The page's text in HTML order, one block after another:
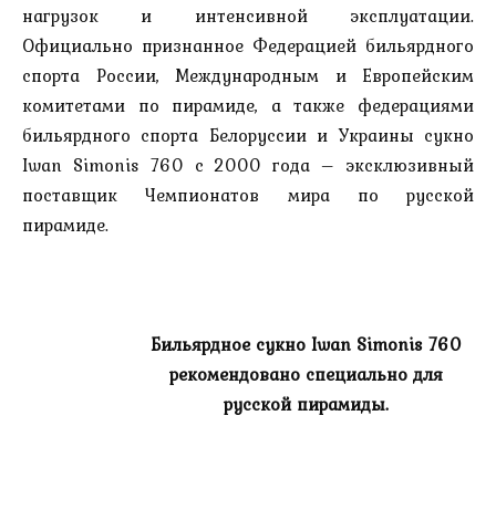
нагрузок и интенсивной эксплуатации.
Официально признанное Федерацией бильярдного
спорта России, Международным и Европейским
комитетами по пирамиде, а также федерациями
бильярдного спорта Белоруссии и Украины сукно
Iwan Simonis 760 с 2000 года – эксклюзивный
поставщик Чемпионатов мира по русской
пирамиде.
Бильярдное сукно Iwan Simonis 760
рекомендовано специально для
русской пирамиды.